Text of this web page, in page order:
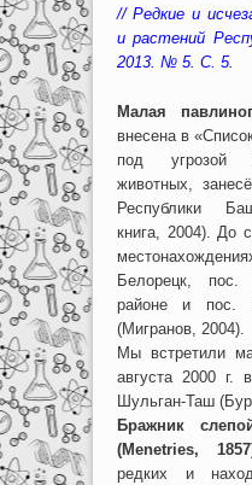
// Редкие и
и растений
2013. № 5. С. 5.
Малая
внесена в
под угрозой
животных,
Республики
книга, 2004). До
Белорецк,
районе и пос.
(Мигранов, 2004).
Мы встретили
августа 2000 г.
Шульган-Таш
Бражник
(Menetries,
редких и